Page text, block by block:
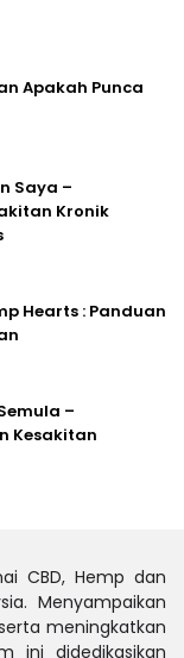
Apakah Punca
Saya –
Kronik
Hearts : Panduan
–
Kesakitan
CBD, Hemp dan
Menyampaikan
meningkatkan
ini didedikasikan